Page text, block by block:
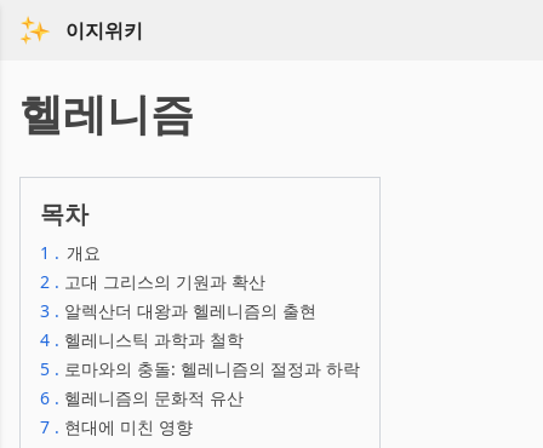
이지위키
헬레니즘
목차
1 . 개요
2 . 고대 그리스의 기원과 확산
3 . 알렉산더 대왕과 헬레니즘의 출현
4 . 헬레니스틱 과학과 철학
5 . 로마와의 충돌: 헬레니즘의 절정과 하락
6 . 헬레니즘의 문화적 유산
7 . 현대에 미친 영향